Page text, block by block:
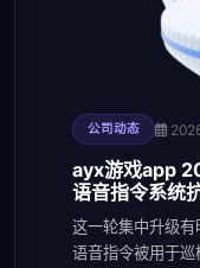
公司动态
ayx游戏app
语音指令系统
解读
这一轮集中升级有
语音指令被用于